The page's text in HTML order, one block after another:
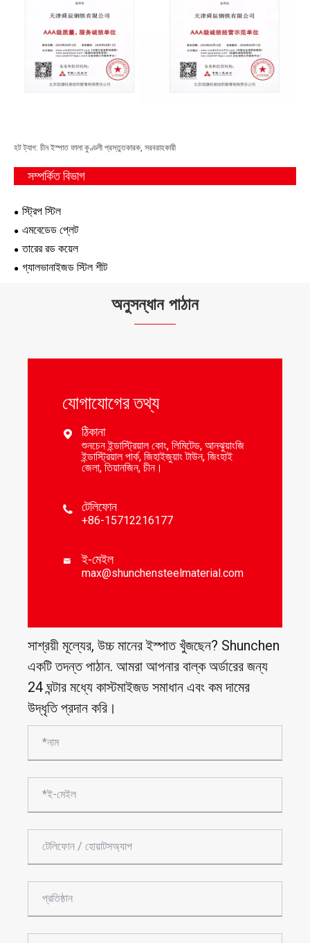
হট ট্যাগ: চীন ইস্পাত ফালা কুণ্ডলী প্রস্তুতকারক, সরবরাহকারী
সম্পর্কিত বিভাগ
স্ট্রিপ স্টিল
এমবেডেড প্লেট
তারের রড কয়েল
গ্যালভানাইজড স্টিল শীট
অনুসন্ধান পাঠান
যোগাযোগের তথ্য
 ঠিকানা
শুনচেন ইন্ডাস্ট্রিয়াল কোং, লিমিটেড, আনঝুয়াংজি
ইন্ডাস্ট্রিয়াল পার্ক, জিহাইজুয়াং টাউন, জিংহাই
জেলা, তিয়ানজিন, চীন।
 টেলিফোন
+86-15712216177
 ই-মেইল
max@shunchensteelmaterial.com
সাশ্রয়ী মূল্যের, উচ্চ মানের ইস্পাত খুঁজছেন? Shunchen
একটি তদন্ত পাঠান. আমরা আপনার বাল্ক অর্ডারের জন্য
24 ঘন্টার মধ্যে কাস্টমাইজড সমাধান এবং কম দামের
উদ্ধৃতি প্রদান করি।